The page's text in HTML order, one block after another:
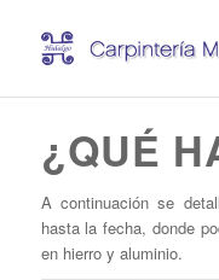
¿QUÉ
A continuación se
hasta la fecha, donde
en hierro y aluminio.